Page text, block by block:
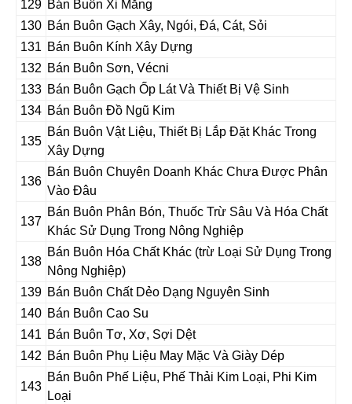
129 Bán Buôn Xi Măng
130 Bán Buôn Gạch Xây, Ngói, Đá, Cát, Sỏi
131 Bán Buôn Kính Xây Dựng
132 Bán Buôn Sơn, Vécni
133 Bán Buôn Gạch Ốp Lát Và Thiết Bị Vệ Sinh
134 Bán Buôn Đồ Ngũ Kim
135
Bán Buôn Vật Liệu, Thiết Bị Lắp Đặt Khác Trong
Xây Dựng
136
Bán Buôn Chuyên Doanh Khác Chưa Được Phân
Vào Đâu
137
Bán Buôn Phân Bón, Thuốc Trừ Sâu Và Hóa Chất
Khác Sử Dụng Trong Nông Nghiệp
138
Bán Buôn Hóa Chất Khác (trừ Loại Sử Dụng Trong
Nông Nghiệp)
139 Bán Buôn Chất Dẻo Dạng Nguyên Sinh
140 Bán Buôn Cao Su
141 Bán Buôn Tơ, Xơ, Sợi Dệt
142 Bán Buôn Phụ Liệu May Mặc Và Giày Dép
143
Bán Buôn Phế Liệu, Phế Thải Kim Loại, Phi Kim
Loại